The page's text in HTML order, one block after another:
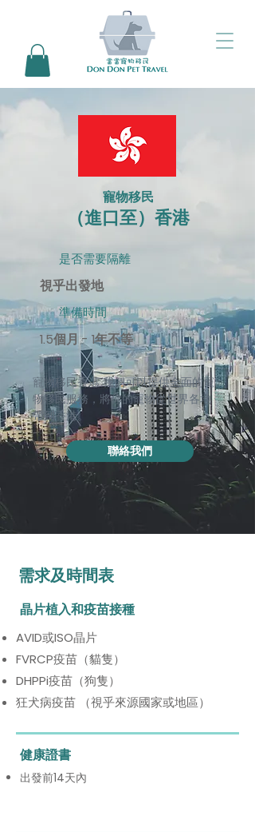
​寵物移民
（進口至）香港
是否需要隔離
視乎出發地
準備時間
1.5個月 - 1年不等
寵物移民香港 我們可以提供全面的寵
物移民服務，將你的寵物從世界各地
帶到香港。
聯絡我們
需求及時間表
晶片植入和疫苗接種
AVID或ISO晶片
FVRCP疫苗（貓隻）
DHPPi疫苗（狗隻）
狂犬病疫苗 （視乎來源國家或地區）
健康證書
出發前14天內